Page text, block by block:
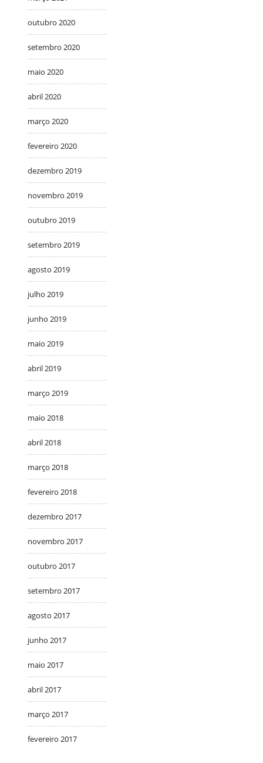
outubro 2020
setembro 2020
maio 2020
abril 2020
março 2020
fevereiro 2020
dezembro 2019
novembro 2019
outubro 2019
setembro 2019
agosto 2019
julho 2019
junho 2019
maio 2019
abril 2019
março 2019
maio 2018
abril 2018
março 2018
fevereiro 2018
dezembro 2017
novembro 2017
outubro 2017
setembro 2017
agosto 2017
junho 2017
maio 2017
abril 2017
março 2017
fevereiro 2017